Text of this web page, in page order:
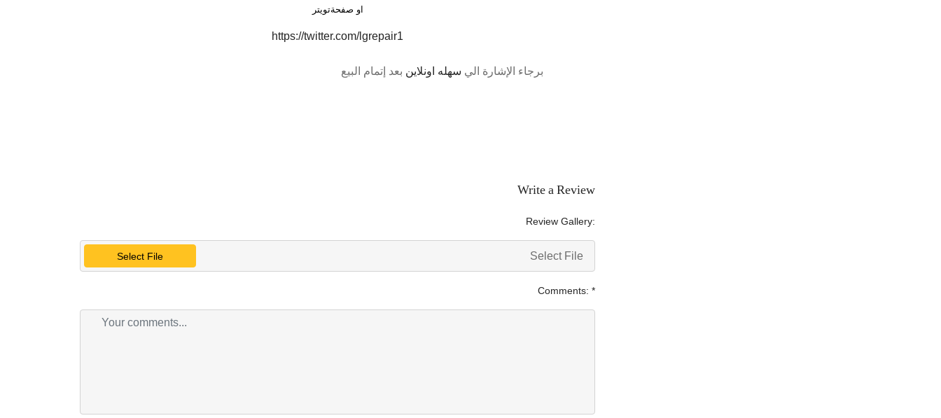
او صفحةتويتر
https://twitter.com/lgrepair1
برجاء الإشارة الي سهله اونلاين بعد إتمام البيع
Write a Review
Review Gallery:
Select File Select File
Comments: *